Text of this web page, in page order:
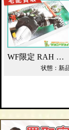
WF限定 RAH シャドームーン Ver.1.5 2012DX 買取！
状態：新